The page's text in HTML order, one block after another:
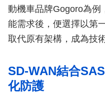
動機車品牌Gogoro為例
能需求後，便選擇以第
取代原有架構，成為技
SD-WAN結合
化防護